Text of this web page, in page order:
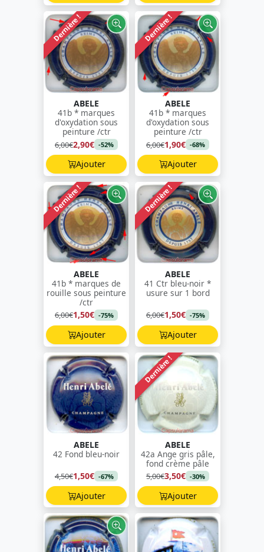
Dernière !
ABELE
41b * marques
d'oxydation sous
peinture /ctr
6,00€2,90€ -52%
Ajouter
Dernière !
ABELE
41b * marques
d'oxydation sous
peinture /ctr
6,00€1,90€ -68%
Ajouter
Dernière !
ABELE
41b * marques de
rouille sous peinture
/ctr
6,00€1,50€ -75%
Ajouter
Dernière !
ABELE
41 Ctr bleu-noir *
usure sur 1 bord
6,00€1,50€ -75%
Ajouter
ABELE
42 Fond bleu-noir
4,50€1,50€ -67%
Ajouter
Dernière !
ABELE
42a Ange gris pâle,
fond crème pâle
5,00€3,50€ -30%
Ajouter